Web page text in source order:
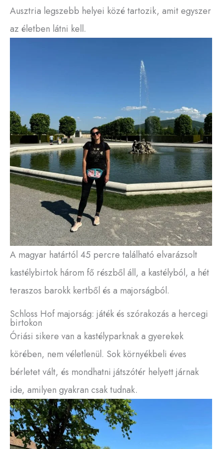
Ausztria legszebb helyei közé tartozik, amit egyszer
az életben látni kell.
A magyar határtól 45 percre található elvarázsolt
kastélybirtok három fő részből áll, a kastélyból, a hét
teraszos barokk kertből és a majorságból.
Schloss Hof majorság: játék és szórakozás a hercegi
birtokon
Óriási sikere van a kastélyparknak a gyerekek
körében, nem véletlenül. Sok környékbeli éves
bérletet vált, és mondhatni játszótér helyett járnak
ide, amilyen gyakran csak tudnak.